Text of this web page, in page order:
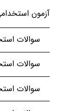
آزمون
سوالات
سوالات
سوالات